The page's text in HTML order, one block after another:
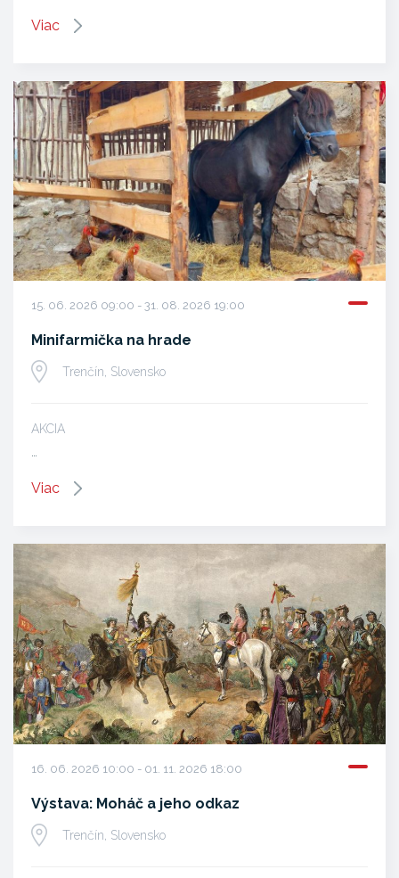
Viac
15. 06. 2026 09:00 - 31. 08. 2026 19:00
Minifarmička na hrade
Trenčín, Slovensko
AKCIA
Viac
16. 06. 2026 10:00 - 01. 11. 2026 18:00
Výstava: Moháč a jeho odkaz
Trenčín, Slovensko